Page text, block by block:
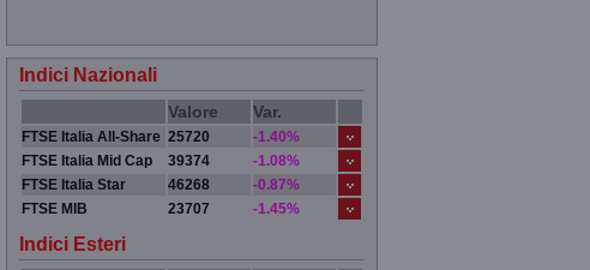
Indici Nazionali
Valore Var.
FTSE Italia All-Share 25720
-1.40%
FTSE Italia Mid Cap
39374
-1.08%
FTSE Italia Star
46268
-0.87%
FTSE MIB
23707 -1.45%
Indici Esteri